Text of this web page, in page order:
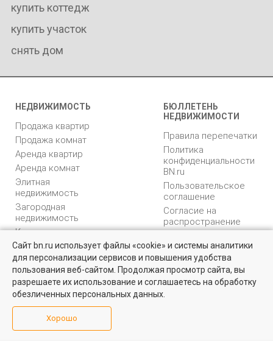
Квартиры на вторичном рынке
Более 10 тысяч квартир в Санкт-Петербурге и области от
собственников и агентств недвижимости
Посмотреть
купить коттедж
купить участок
снять дом
НЕДВИЖИМОСТЬ
Продажа квартир
Продажа комнат
Аренда квартир
Аренда комнат
Элитная
недвижимость
Загородная
недвижимость
Коммерческая
недвижимость
БЮЛЛЕТЕНЬ
НЕДВИЖИМОСТИ
Правила перепечатки
Политика
конфиденциальности
BN.ru
Пользовательское
соглашение
Согласие на
распространение
персональных данных
Карта сайта
Медийная реклама
PR продвижение
Аналитика
недвижимости
Сайт bn.ru использует файлы «cookie» и системы аналитики
для персонализации сервисов и повышения удобства
пользования веб-сайтом. Продолжая просмотр сайта, вы
разрешаете их использование и соглашаетесь на обработку
обезличенных персональных данных.
Хорошо